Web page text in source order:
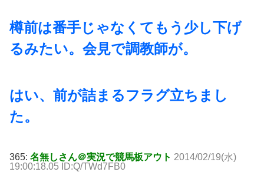
樽前は番手じゃなくてもう少し下げ
るみたい。会見で調教師が。
はい、前が詰まるフラグ立ちまし
た。
365: 名無しさん＠実況で競馬板アウト 2014/02/19(水)
19:00:18.05 ID:Q/TWd7FB0